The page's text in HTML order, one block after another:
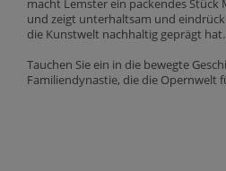
und zeigt unterhaltsam und
die Kunstwelt nachhaltig geprägt hat.
Tauchen Sie ein in die bewegte
Familiendynastie, die die Opernwelt